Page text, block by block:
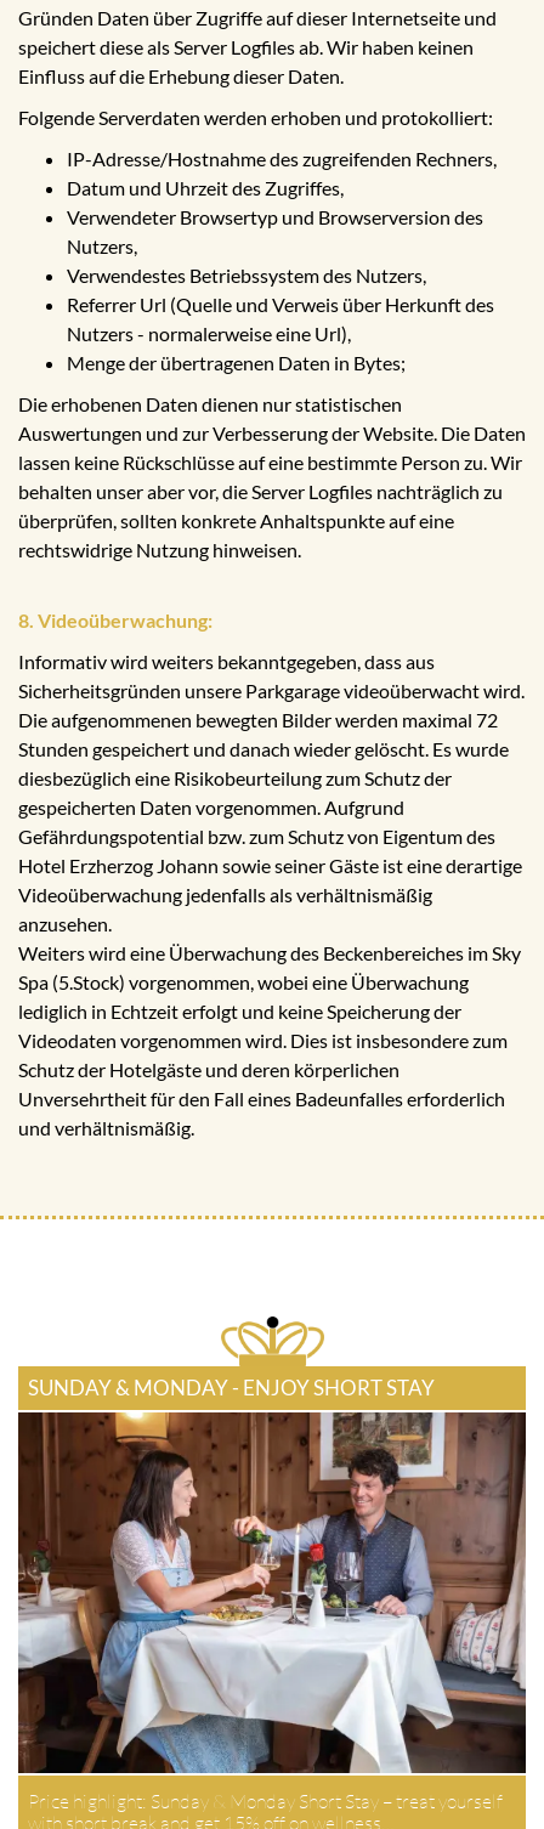
Gründen Daten über Zugriffe auf dieser Internetseite und
speichert diese als Server Logfiles ab. Wir haben keinen
Einfluss auf die Erhebung dieser Daten.
Folgende Serverdaten werden erhoben und protokolliert:
IP-Adresse/Hostnahme des zugreifenden Rechners,
Datum und Uhrzeit des Zugriffes,
Verwendeter Browsertyp und Browserversion des
Nutzers,
Verwendestes Betriebssystem des Nutzers,
Referrer Url (Quelle und Verweis über Herkunft des
Nutzers - normalerweise eine Url),
Menge der übertragenen Daten in Bytes;
Die erhobenen Daten dienen nur statistischen
Auswertungen und zur Verbesserung der Website. Die Daten
lassen keine Rückschlüsse auf eine bestimmte Person zu. Wir
behalten unser aber vor, die Server Logfiles nachträglich zu
überprüfen, sollten konkrete Anhaltspunkte auf eine
rechtswidrige Nutzung hinweisen.
8. Videoüberwachung:
Informativ wird weiters bekanntgegeben, dass aus
Sicherheitsgründen unsere Parkgarage videoüberwacht wird.
Die aufgenommenen bewegten Bilder werden maximal 72
Stunden gespeichert und danach wieder gelöscht. Es wurde
diesbezüglich eine Risikobeurteilung zum Schutz der
gespeicherten Daten vorgenommen. Aufgrund
Gefährdungspotential bzw. zum Schutz von Eigentum des
Hotel Erzherzog Johann sowie seiner Gäste ist eine derartige
Videoüberwachung jedenfalls als verhältnismäßig
anzusehen.
Weiters wird eine Überwachung des Beckenbereiches im Sky
Spa (5.Stock) vorgenommen, wobei eine Überwachung
lediglich in Echtzeit erfolgt und keine Speicherung der
Videodaten vorgenommen wird. Dies ist insbesondere zum
Schutz der Hotelgäste und deren körperlichen
Unversehrtheit für den Fall eines Badeunfalles erforderlich
und verhältnismäßig.
SUNDAY & MONDAY - ENJOY SHORT STAY
Price highlight: Sunday & Monday Short Stay – treat yourself
with short break and get 15% off on wellness…